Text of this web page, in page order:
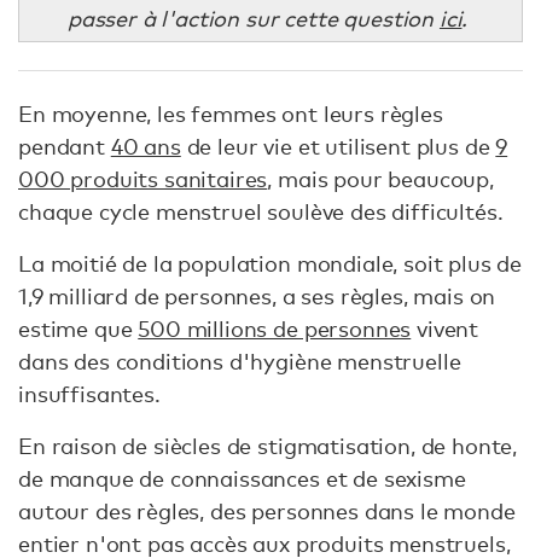
passer à l'action sur cette question ici.
En moyenne, les femmes ont leurs règles
pendant 40 ansde leur vie et utilisent plus de9
000 produits sanitaires, mais pour beaucoup,
chaque cycle menstruel soulève des difficultés.
La moitié de la population mondiale, soit plus de
1,9 milliard de personnes, a ses règles, mais on
estime que 500 millions de personnes vivent
dans des conditions d'hygiène menstruelle
insuffisantes.
En raison de siècles de stigmatisation, de honte,
de manque de connaissances et de sexisme
autour des règles, des personnes dans le monde
entier n'ont pas accès aux produits menstruels,